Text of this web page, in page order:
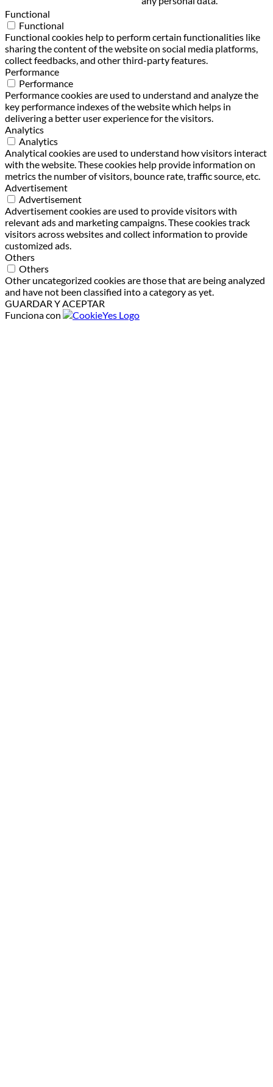
Functional
Functional
Functional cookies help to perform certain functionalities like
sharing the content of the website on social media platforms,
collect feedbacks, and other third-party features.
Performance
Performance
Performance cookies are used to understand and analyze the
key performance indexes of the website which helps in
delivering a better user experience for the visitors.
Analytics
Analytics
Analytical cookies are used to understand how visitors interact
with the website. These cookies help provide information on
metrics the number of visitors, bounce rate, traffic source, etc.
Advertisement
Advertisement
Advertisement cookies are used to provide visitors with
relevant ads and marketing campaigns. These cookies track
visitors across websites and collect information to provide
customized ads.
Others
Others
Other uncategorized cookies are those that are being analyzed
and have not been classified into a category as yet.
GUARDAR Y ACEPTAR
Funciona con